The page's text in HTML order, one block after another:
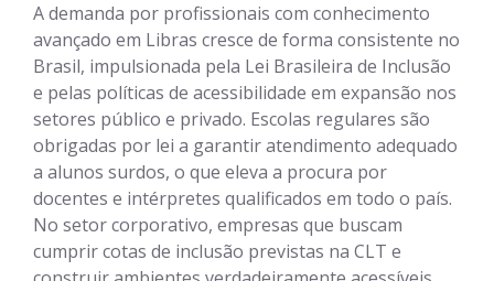
A demanda por profissionais com conhecimento
avançado em Libras cresce de forma consistente no
Brasil, impulsionada pela Lei Brasileira de Inclusão
e pelas políticas de acessibilidade em expansão nos
setores público e privado. Escolas regulares são
obrigadas por lei a garantir atendimento adequado
a alunos surdos, o que eleva a procura por
docentes e intérpretes qualificados em todo o país.
No setor corporativo, empresas que buscam
cumprir cotas de inclusão previstas na CLT e